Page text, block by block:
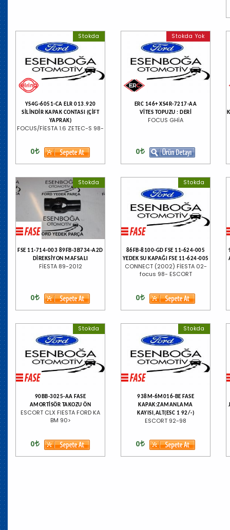
Stokda
YS4G-6051-CA ELR 013.920
SİLİNDİR KAPAK CONTASI (ÇİFT
YAPRAK)
FOCUS/FİESTA 1.6 ZETEC-S 98-
0
Stokda Yok
ERC 146+ XS4R-7217-AA
VİTES TOPUZU : DERİ
FOCUS GHİA
0
Stokda
FSE 11-714-003 89FB-3B734-A2D
DİREKSİYON MAFSALI
FİESTA 89-2012
0
Stokda
86FB-8100-GD FSE 11-624-005
YEDEK SU KAPAĞI FSE 11-624-005
CONNECT (2002) FİESTA 02-
focus 98- ESCORT
0
Stokda
90BB-3025-AA FASE
AMORTİSÖR TAKOZU ÖN
ESCORT CLX FIESTA FORD KA
BM 90>
0
Stokda
938M-6M016-BE FASE
KAPAK:ZAMANLAMA
KAYISI,ALT(ESC 1 92/-)
ESCORT 92-98
0